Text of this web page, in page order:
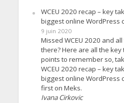
WCEU 2020 recap – key
biggest online WordPress
9 juin 2020
Missed WCEU 2020 and
there? Here are all the
points to remember so,
WCEU 2020 recap – key
biggest online WordPress
first on Meks.
Ivana Cirkovic